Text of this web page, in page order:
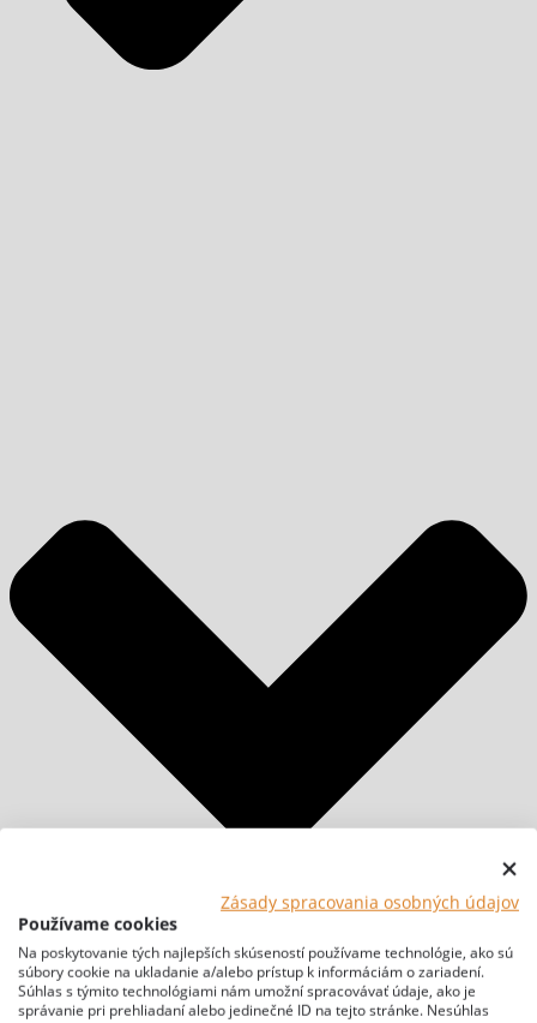
Zásady spracovania osobných údajov
Používame cookies
Na poskytovanie tých najlepších skúseností používame technológie, ako sú
súbory cookie na ukladanie a/alebo prístup k informáciám o zariadení.
Súhlas s týmito technológiami nám umožní spracovávať údaje, ako je
správanie pri prehliadaní alebo jedinečné ID na tejto stránke. Nesúhlas